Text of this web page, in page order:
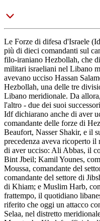
Le Forze di difesa d'Israele
più di dieci comandanti sul
filo-iraniano Hezbollah, che
militari israeliani nel Libano
avevano ucciso Hassan
Hezbollah, una delle tre
Libano meridionale. Da
l'altro - due dei suoi
Idf dichiarano anche di aver
comandante delle forze di
Beaufort, Nasser Shakir, e il
precedenza aveva ricoperto
di aver ucciso: Ali Abbas, il
Bint Jbeil; Kamil Younes,
Moussa, comandante del
comandante del settore di
di Khiam; e Muslim Harb,
frattempo, il quotidiano
riferito che oggi un attacco
Selaa, nel distretto